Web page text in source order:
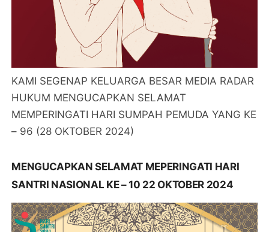
KAMI SEGENAP KELUARGA BESAR MEDIA RADAR
HUKUM MENGUCAPKAN SELAMAT
MEMPERINGATI HARI SUMPAH PEMUDA YANG KE
– 96 (28 OKTOBER 2024)
MENGUCAPKAN SELAMAT MEPERINGATI HARI
SANTRI NASIONAL KE – 10 22 OKTOBER 2024